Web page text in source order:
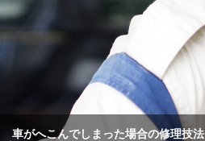
車がへこんでしまった場合の修理技法